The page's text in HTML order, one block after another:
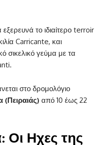
το ιδιαίτερο terroir
Carricante, και
σικελικό γεύμα με τα
στο δρομολόγιο
(Πειραιάς) από 10 έως 22
Οι Ηχες της